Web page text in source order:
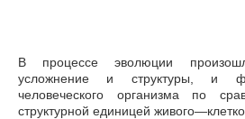
В процессе эволюции
усложнение и структуры, и
человеческого организма по
структурной единицей